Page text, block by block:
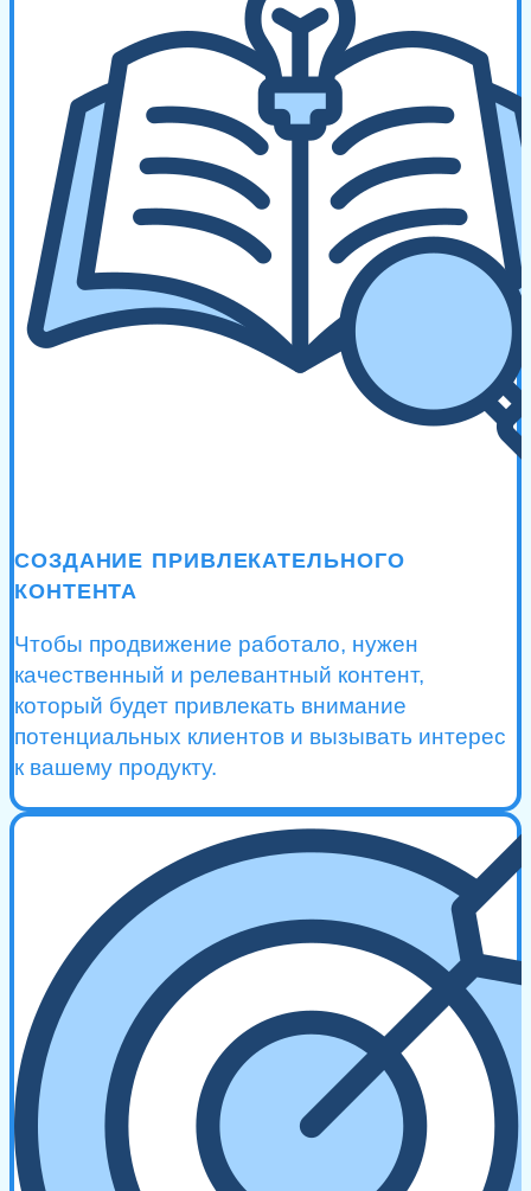
СОЗДАНИЕ ПРИВЛЕКАТЕЛЬНОГО
КОНТЕНТА
Чтобы продвижение работало, нужен
качественный и релевантный контент,
который будет привлекать внимание
потенциальных клиентов и вызывать интерес
к вашему продукту.